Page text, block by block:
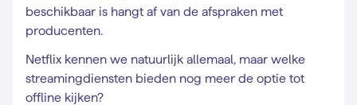
beschikbaar is hangt af van de afspraken met
producenten.
Netflix kennen we natuurlijk allemaal, maar welke
streamingdiensten bieden nog meer de optie tot
offline kijken?